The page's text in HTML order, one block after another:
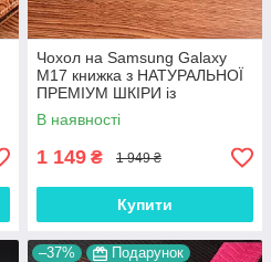
Чохол на Samsung Galaxy
M17 книжка з НАТУРАЛЬНОЇ
ПРЕМІУМ ШКІРИ із
підставкою протиударний
магнітний "DRAGON"
В наявності
1 149 ₴ 1 949 ₴
Купити
–37% Подарунок